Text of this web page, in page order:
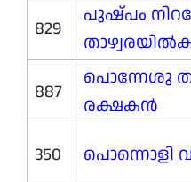
829
പുഷ്പം
887
പൊന്നേശു
രക്ഷകൻ
350
പൊന്നൊളി